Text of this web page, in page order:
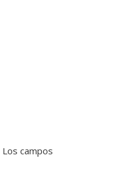
Los campos